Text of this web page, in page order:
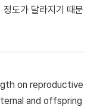
도가 달라지기 때문
on reproductive
and offspring